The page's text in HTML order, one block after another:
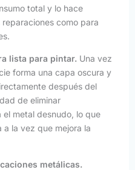
total y lo hace
como para
lista para pintar. Una vez
forma una capa oscura y
después del
de eliminar
metal desnudo, lo que
la vez que mejora la
metálicas.